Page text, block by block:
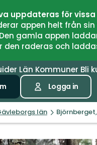
uppdateras för
appen helt från
gamla appen
den raderas och
Län Kommuner Bli
Logga in
län